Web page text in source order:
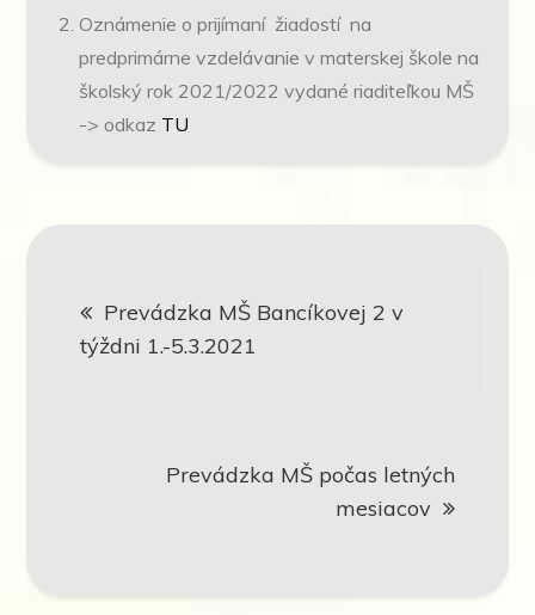
Oznámenie o prijímaní žiadostí na
predprimárne vzdelávanie v materskej škole na
školský rok 2021/2022 vydané riaditeľkou MŠ
-> odkaz TU
Prevádzka MŠ Bancíkovej 2 v
týždni 1.-5.3.2021
Prevádzka MŠ počas letných
mesiacov